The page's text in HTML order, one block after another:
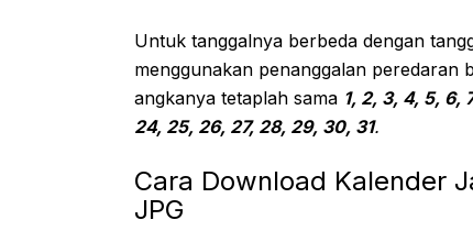
Untuk tanggalnya berbeda dengan
menggunakan penanggalan peredaran
angkanya tetaplah sama 1, 2, 3, 4, 5, 6,
24, 25, 26, 27, 28, 29, 30, 31.
Cara Download Kalender
JPG